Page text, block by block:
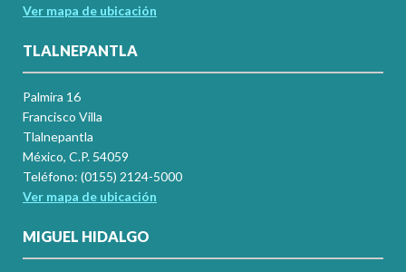
Ver mapa de ubicación
TLALNEPANTLA
Palmira 16
Francisco Villa
Tlalnepantla
México, C.P. 54059
Teléfono: (0155) 2124-5000
Ver mapa de ubicación
MIGUEL HIDALGO